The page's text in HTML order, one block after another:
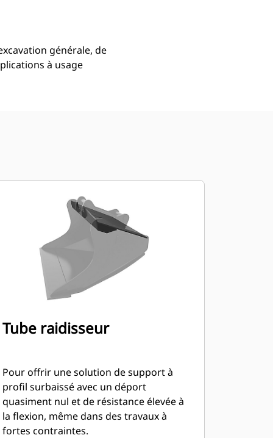
générale, de
à usage
Tube raidisseur
Pour offrir une solution de support à
profil surbaissé avec un déport
quasiment nul et de résistance élevée à
la flexion, même dans des travaux à
fortes contraintes.